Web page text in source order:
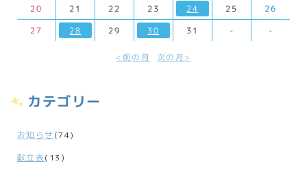
20
21 22 23 24 25
26
27
28 29 30 31 - -
前の月 次の月
カテゴリー
お知らせ (74)
献立表(13)